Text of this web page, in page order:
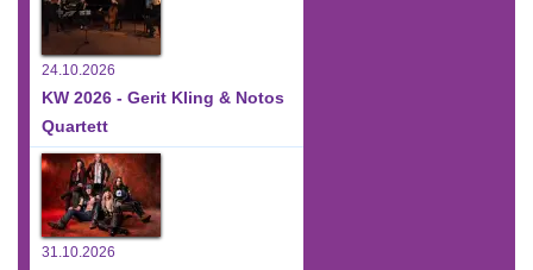
24.10.2026
KW 2026 - Gerit Kling & Notos
Quartett
31.10.2026